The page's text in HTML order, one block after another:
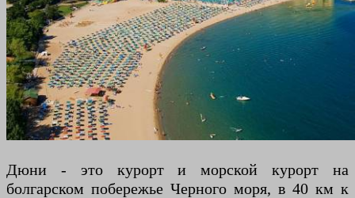
Дюни - это курорт и морской курорт на
болгарском побережье Черного моря, в 40 км к